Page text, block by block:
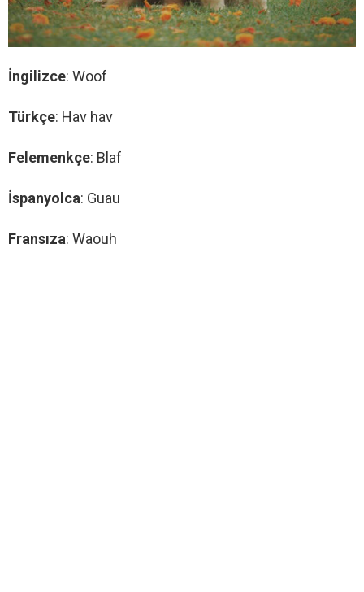
İngilizce: Woof
Türkçe: Hav hav
Felemenkçe: Blaf
İspanyolca: Guau
Fransıza: Waouh